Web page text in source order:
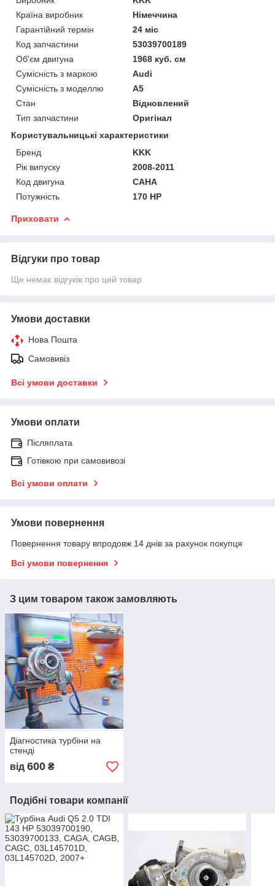
Країна виробник
Німеччина
Гарантійний термін
24 міс
Код запчастини
53039700189
Об'єм двигуна
1968 куб. см
Сумісність з маркою
Audi
Сумісність з моделлю
A5
Стан
Відновлений
Тип запчастини
Оригінал
Користувальницькі характеристики
Бренд
KKK
Рік випуску
2008-2011
Код двигуна
CAHA
Потужність
170 HP
Приховати
Відгуки про товар
Ще немає відгуків про цей товар
Умови доставки
Нова Пошта
Самовивіз
Всі умови доставки
Умови оплати
Післяплата
Готівкою при самовивозі
Всі умови оплати
Умови повернення
Повернення товару впродовж 14 днів за рахунок покупця
Всі умови повернення
З цим товаром також замовляють
Діагностика турбіни на
стенді
від 600 ₴
Подібні товари компанії